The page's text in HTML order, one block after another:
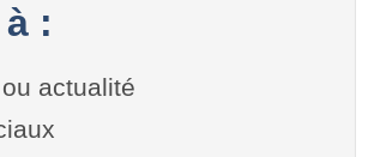
:
actualité